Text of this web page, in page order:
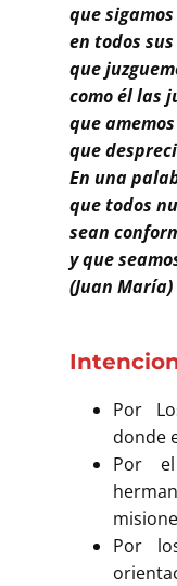
que
en todos
que
como él las
que
que
En una
que todos
sean
y que
(Juan María)
Por
donde
Por
Por